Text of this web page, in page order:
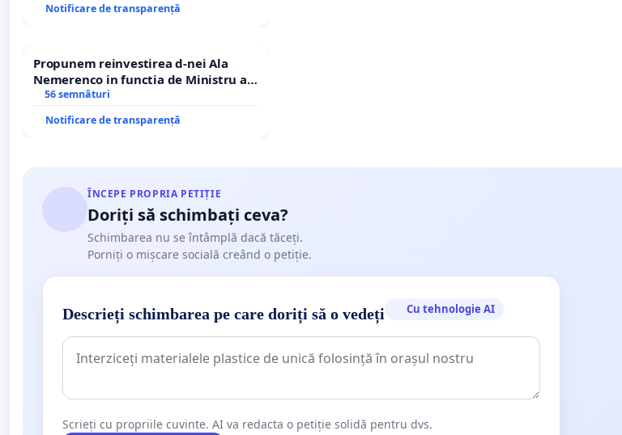
Notificare de transparență
Propunem reinvestirea d-nei Ala
Nemerenco in functia de Ministru al
Sanatatii
56 semnături
Notificare de transparență
ÎNCEPE PROPRIA PETIȚIE
Doriți să schimbați ceva?
Schimbarea nu se întâmplă dacă tăceți.
Porniți o mișcare socială creând o petiție.
Descrieți schimbarea pe care doriți să o vedeți Cu tehnologie AI
Scrieți cu propriile cuvinte. AI va redacta o petiție solidă pentru dvs.